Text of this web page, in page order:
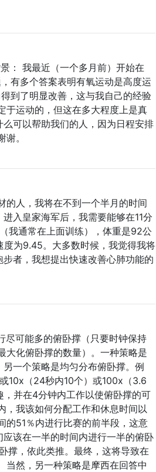
： 我最近（一个多月前）开始在
有多个答案表明有氧运动是高度运
到了明显改善，这与我自己的经验
于运动的，但这在多大程度上是真
可以帮助我们的人，因为日程安排
。
的人，我将在不到一个半月的时间
入皇家海军后，我需要能够在11分
我通常在上面训练），体重是92公
为9.45。大多数时候，我觉得我将
者，我想提出快速改善心肺功能的
尽可能多的俯卧撑（只要时钟保持
大化俯卧撑的数量）。一种策略是
一个策略是均匀分布俯卧撑。例
10x（24秒内10个）或100x（3.6
并在4分钟内工作以使俯卧撑的可
，我该如何分配工作和休息时间以
的51％内进行比赛的前半段，这意
该在一半的时间内进行一半的俯卧
撑，依此类推。最终，这将导致在
当然，另一种策略是摩西在回答中